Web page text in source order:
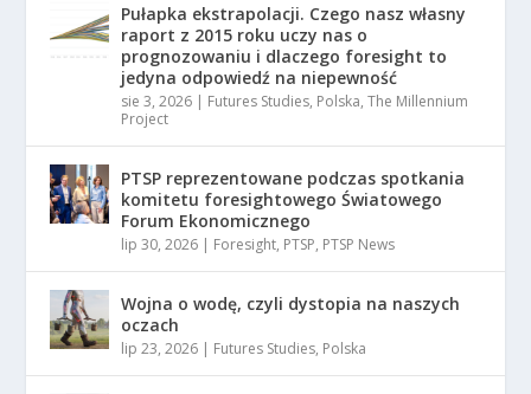
Pułapka ekstrapolacji. Czego nasz własny
raport z 2015 roku uczy nas o
prognozowaniu i dlaczego foresight to
jedyna odpowiedź na niepewność
sie 3, 2026 | Futures Studies, Polska,The Millennium
Project
PTSP reprezentowane podczas spotkania
komitetu foresightowego Światowego
Forum Ekonomicznego
lip 30, 2026 | Foresight, PTSP, PTSP News
Wojna o wodę, czyli dystopia na naszych
oczach
lip 23, 2026 | Futures Studies, Polska